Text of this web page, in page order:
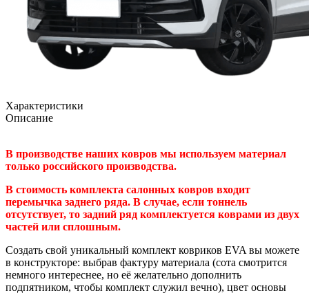
Характеристики
Описание
В производстве наших ковров мы используем материал
только российского производства.
В стоимость комплекта салонных ковров входит
перемычка заднего ряда. В случае, если тоннель
отсутствует, то задний ряд комплектуется коврами из двух
частей или сплошным.
Создать свой уникальный комплект ковриков EVA вы можете
в конструкторе: выбрав фактуру материала (сота смотрится
немного интереснее, но её желательно дополнить
подпятником, чтобы комплект служил вечно), цвет основы